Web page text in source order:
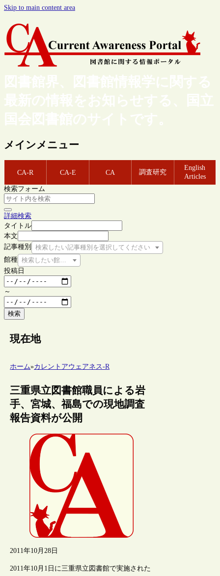
Skip to main content area
図書館界、図書館情報学に関する
最新の情報をお知らせする、国立
国会図書館のサイトです。
メインメニュー
CA-R CA-E CA 調査研究
English
Articles
検索フォーム
詳細検索
タイトル
本文
記事種別
検索したい記事種別を選択してください
館種 検索したい館種を選択してください
投稿日
～
検索
現在地
ホーム»カレントアウェアネス-R
三重県立図書館職員による岩
手、宮城、福島での現地調査
報告資料が公開
2011年10月28日
2011年10月1日に三重県立図書館で実施された